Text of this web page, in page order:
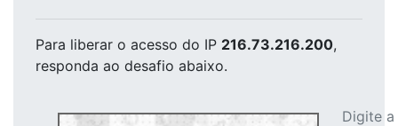
Para liberar o acesso do IP 216.73.216.200,
responda ao desafio abaixo.
Digite